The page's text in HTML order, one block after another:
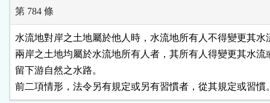
第 784 條
水流地對岸之土地屬於他人時，水流地所有人不得變更其水
兩岸之土地均屬於水流地所有人者，其所有人得變更其水流
留下游自然之水路。
前二項情形，法令另有規定或另有習慣者，從其規定或習慣